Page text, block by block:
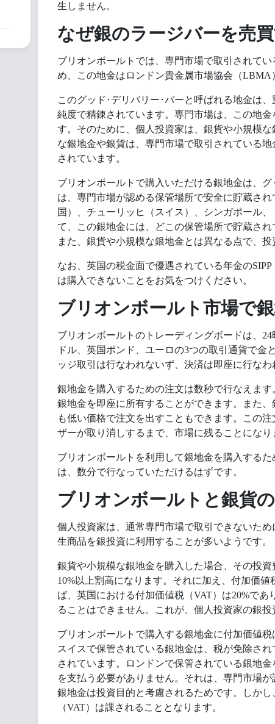
生しません。
なぜ銀のラージバーを売
ブリオンボールトでは、専門市場で取引されて
め、この地金はロンドン貴金属市場協会（LBMA
このグッド･デリバリー･バーと呼ばれる地金は
純度で精錬されています。専門市場は、この地
す。そのために、個人投資家は、銀貨や小規模
な銀地金や銀貨は、専門市場で取引されている
されています。
ブリオンボールトで購入いただける銀地金は、
は、専門市場が認める保管場所で安全に貯蔵さ
国）、チューリッヒ（スイス）、シンガポール
て、この銀地金には、どこの保管場所で貯蔵さ
また、銀貨や小規模な銀地金とは異なる点で、投
なお、英国の税金面で優遇されている年金のSIPP
は購入できないことをお気をつけください。
ブリオンボールト市場で
ブリオンボールトのトレーディングボードは、
ドル、英国ポンド、ユーロの3つの取引通貨で金
ッジ取引は行なわれないず、決済は即座に行なわ
銀地金を購入するための注文は数秒で行なえま
銀地金を即座に所有することができます。また
も低い価格で注文を出すこともできます。この
ザーが取り消しするまで、市場に残ることになり
ブリオンボールトを利用して銀地金を購入する
は、数分で行なっていただけるはずです。
ブリオンボールトと銀貨
個人投資家は、通常専門市場で取引できないた
生商品を銀投資に利用することが多いようです。
銀貨や小規模な銀地金を購入した場合、その投
10%以上割高になります。それに加え、付加価
ば、英国における付加価値税（VAT）は20%で
ることはできません。これが、個人投資家の銀
ブリオンボールトで購入する銀地金に付加価値
スイスで保管されている銀地金は、税が免除さ
されています。ロンドンで保管されている銀地
を支払う必要がありません。それは、専門市場
銀地金は投資目的と考慮されるためです。しか
（VAT）は課されることとなります。